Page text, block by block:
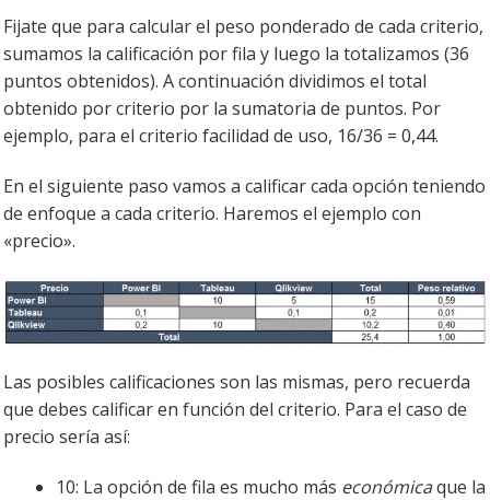
Fijate que para calcular el peso ponderado de cada criterio,
sumamos la calificación por fila y luego la totalizamos (36
puntos obtenidos). A continuación dividimos el total
obtenido por criterio por la sumatoria de puntos. Por
ejemplo, para el criterio facilidad de uso, 16/36 = 0,44.
En el siguiente paso vamos a calificar cada opción teniendo
de enfoque a cada criterio. Haremos el ejemplo con
«precio».
Las posibles calificaciones son las mismas, pero recuerda
que debes calificar en función del criterio. Para el caso de
precio sería así:
10: La opción de fila es mucho más económicaque la